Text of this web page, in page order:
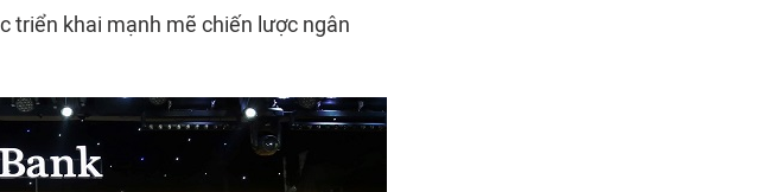
triển khai mạnh mẽ chiến lược ngân